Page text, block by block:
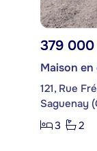
379
Maison
121, Rue
Saguenay
3
2